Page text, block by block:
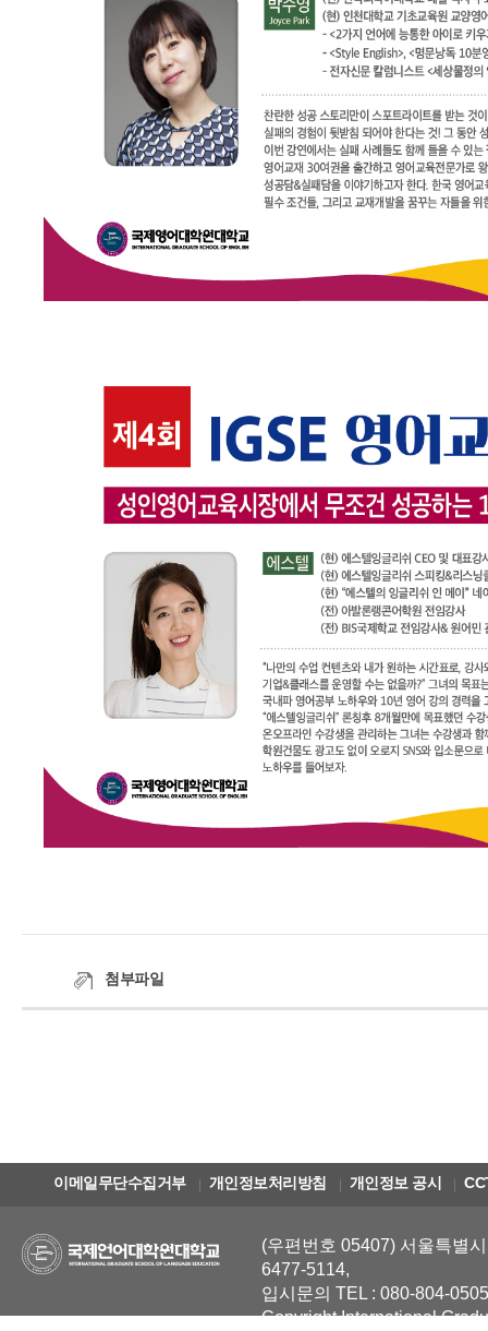
첨부파일
이메일무단수집거부 개인정보처리방침 개인정보 공시
(우편번호 05407) 서울특별
6477-5114,
입시문의 TEL : 080-804-
Copyright International